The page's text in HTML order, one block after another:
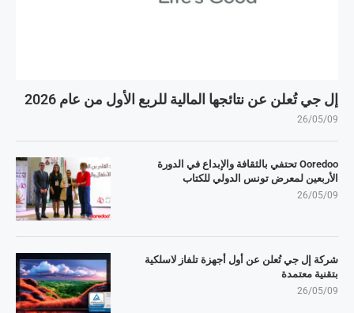
إل جي تُعلن عن نتائجها المالية للربع الأول من عام 2026
26/05/09
Ooredoo تحتفي بالثقافة والإبداع في الدورة
الأربعين لمعرض تونس الدولي للكتاب
26/05/09
شركة إل جي تُعلن عن أول أجهزة تلفاز لاسلكية
بتقنية معتمدة
26/05/09